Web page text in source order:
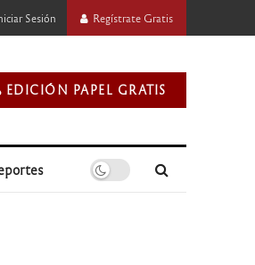
Sesión Regístrate Gratis
PAPEL GRATIS